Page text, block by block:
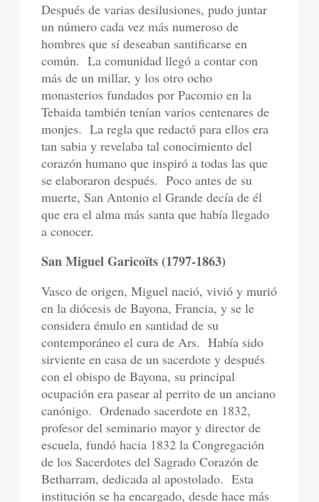
Después de varias desilusiones, pudo juntar
un número cada vez más numeroso de
hombres que sí deseaban santificarse en
común. La comunidad llegó a contar con
más de un millar, y los otro ocho
monasterios fundados por Pacomio en la
Tebaida también tenían varios centenares de
monjes. La regla que redactó para ellos era
tan sabia y revelaba tal conocimiento del
corazón humano que inspiró a todas las que
se elaboraron después. Poco antes de su
muerte, San Antonio el Grande decía de él
que era el alma más santa que había llegado
a conocer.
San Miguel Garicoïts (1797-1863)
Vasco de origen, Miguel nació, vivió y murió
en la diócesis de Bayona, Francia, y se le
considera émulo en santidad de su
contemporáneo el cura de Ars. Había sido
sirviente en casa de un sacerdote y después
con el obispo de Bayona, su principal
ocupación era pasear al perrito de un anciano
canónigo. Ordenado sacerdote en 1832,
profesor del seminario mayor y director de
escuela, fundó hacia 1832 la Congregación
de los Sacerdotes del Sagrado Corazón de
Betharram, dedicada al apostolado. Esta
institución se ha encargado, desde hace más